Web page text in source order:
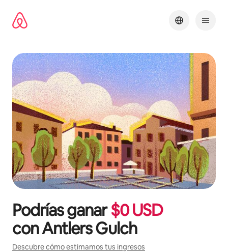
contenido
Podrías ganar$0USD
conAntlers Gulch
Descubre cómo estimamos tus ingresos